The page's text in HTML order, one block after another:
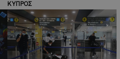
ΚΥΠΡΟΣ